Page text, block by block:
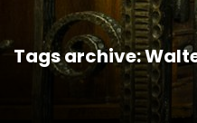
Tags archive: